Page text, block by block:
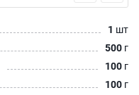
1 шт
500 г
100 г
100 г